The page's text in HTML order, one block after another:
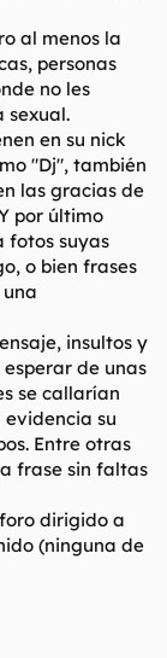
al menos la
personas
no les
sexual.
en su nick
"Dj", también
las gracias de
por último
fotos suyas
o bien frases
insultos y
de unas
se callarían
su
Entre otras
frase sin faltas
dirigido a
(ninguna de